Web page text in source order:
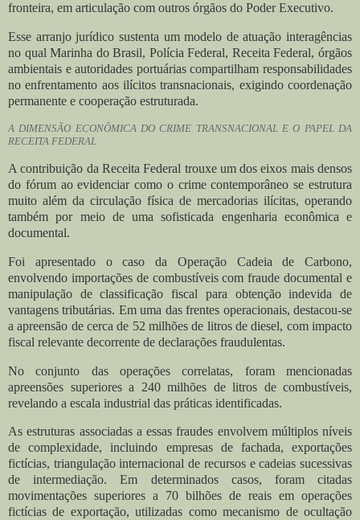
fronteira, em articulação com outros órgãos do Poder Executivo.
Esse arranjo jurídico sustenta um modelo de atuação interagências
no qual Marinha do Brasil, Polícia Federal, Receita Federal, órgãos
ambientais e autoridades portuárias compartilham responsabilidades
no enfrentamento aos ilícitos transnacionais, exigindo coordenação
permanente e cooperação estruturada.
A DIMENSÃO ECONÔMICA DO CRIME TRANSNACIONAL E O PAPEL DA
RECEITA FEDERAL
A contribuição da Receita Federal trouxe um dos eixos mais densos
do fórum ao evidenciar como o crime contemporâneo se estrutura
muito além da circulação física de mercadorias ilícitas, operando
também por meio de uma sofisticada engenharia econômica e
documental.
Foi apresentado o caso da Operação Cadeia de Carbono,
envolvendo importações de combustíveis com fraude documental e
manipulação de classificação fiscal para obtenção indevida de
vantagens tributárias. Em uma das frentes operacionais, destacou-se
a apreensão de cerca de 52 milhões de litros de diesel, com impacto
fiscal relevante decorrente de declarações fraudulentas.
No conjunto das operações correlatas, foram mencionadas
apreensões superiores a 240 milhões de litros de combustíveis,
revelando a escala industrial das práticas identificadas.
As estruturas associadas a essas fraudes envolvem múltiplos níveis
de complexidade, incluindo empresas de fachada, exportações
fictícias, triangulação internacional de recursos e cadeias sucessivas
de intermediação. Em determinados casos, foram citadas
movimentações superiores a 70 bilhões de reais em operações
fictícias de exportação, utilizadas como mecanismo de ocultação